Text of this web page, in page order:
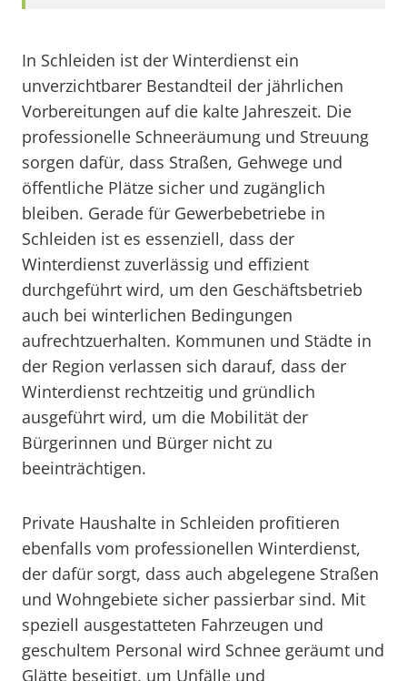
In Schleiden ist der Winterdienst ein
unverzichtbarer Bestandteil der jährlichen
Vorbereitungen auf die kalte Jahreszeit. Die
professionelle Schneeräumung und Streuung
sorgen dafür, dass Straßen, Gehwege und
öffentliche Plätze sicher und zugänglich
bleiben. Gerade für Gewerbebetriebe in
Schleiden ist es essenziell, dass der
Winterdienst zuverlässig und effizient
durchgeführt wird, um den Geschäftsbetrieb
auch bei winterlichen Bedingungen
aufrechtzuerhalten. Kommunen und Städte in
der Region verlassen sich darauf, dass der
Winterdienst rechtzeitig und gründlich
ausgeführt wird, um die Mobilität der
Bürgerinnen und Bürger nicht zu
beeinträchtigen.
Private Haushalte in Schleiden profitieren
ebenfalls vom professionellen Winterdienst,
der dafür sorgt, dass auch abgelegene Straßen
und Wohngebiete sicher passierbar sind. Mit
speziell ausgestatteten Fahrzeugen und
geschultem Personal wird Schnee geräumt und
Glätte beseitigt, um Unfälle und